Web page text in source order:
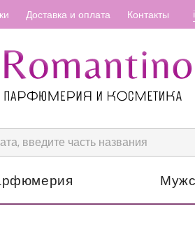
Доставка и оплата Контакты